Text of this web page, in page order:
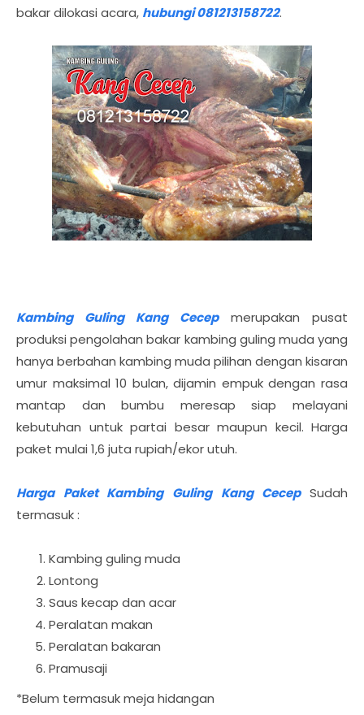
bakar dilokasi acara, hubungi 081213158722.
Kambing Guling Kang Cecepmerupakan pusat
produksi pengolahan bakar kambing guling muda yang
hanya berbahan kambing muda pilihan dengan kisaran
umur maksimal 10 bulan, dijamin empuk dengan rasa
mantap dan bumbu meresap siap melayani
kebutuhan untuk partai besar maupun kecil. Harga
paket mulai 1,6 juta rupiah/ekor utuh.
Harga Paket Kambing Guling Kang Cecep Sudah
termasuk :
Kambing guling muda
Lontong
Saus kecap dan acar
Peralatan makan
Peralatan bakaran
Pramusaji
*Belum termasuk meja hidangan